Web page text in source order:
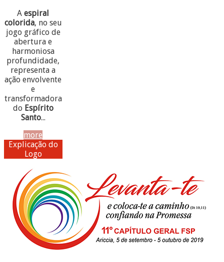
Aespiral
colorida, no seu
jogo gráfico de
abertura e
harmoniosa
profundidade,
representa a
ação envolvente
e
transformadora
do Espírito
Santo...
more
Explicação do
Logo